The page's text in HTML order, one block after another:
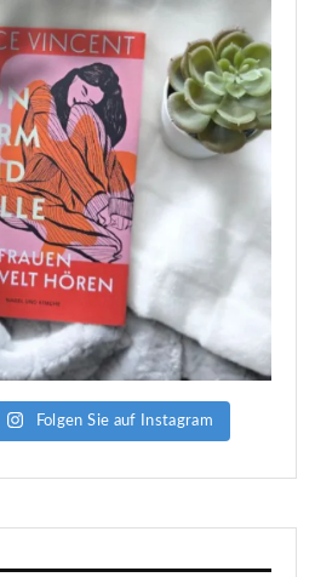
Folgen Sie auf Instagram